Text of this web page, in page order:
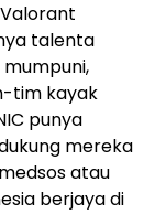
talenta
mumpuni,
tim kayak
punya
mereka
atau
berjaya di